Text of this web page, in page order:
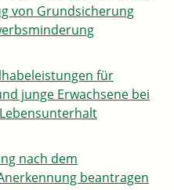
von Grundsicherung
für
junge Erwachsene bei
nach dem
beantragen